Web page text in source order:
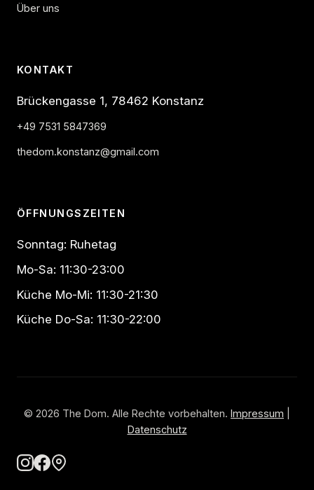
Über uns
KONTAKT
Brückengasse 1, 78462 Konstanz
+49 7531 5847369
thedom.konstanz@gmail.com
ÖFFNUNGSZEITEN
Sonntag: Ruhetag
Mo-Sa: 11:30-23:00
Küche Mo-Mi: 11:30-21:30
Küche Do-Sa: 11:30-22:00
© 2026 The Dom. Alle Rechte vorbehalten. Impressum
Datenschutz